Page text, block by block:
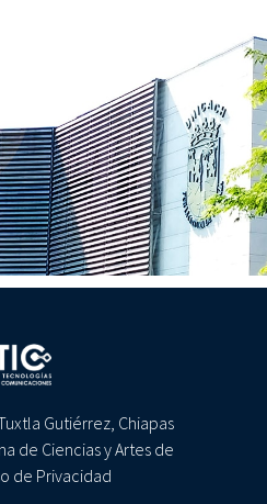
Gutiérrez, Chiapas
de Ciencias y Artes de
de Privacidad